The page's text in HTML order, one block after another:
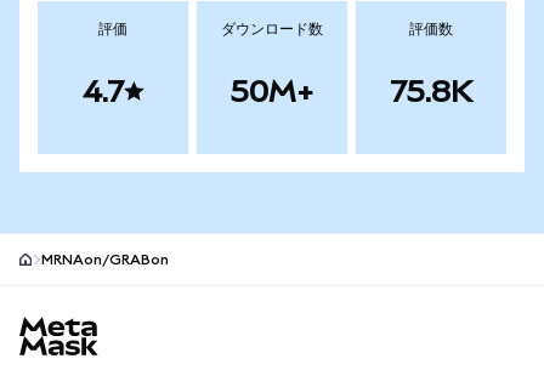
評価
4.7
ダウンロード数
50M+
評価数
75.8K
MRNAon/GRABon